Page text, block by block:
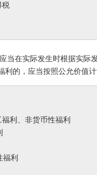
在实际发生时根据实际
利的，应当按照公允价值
、非货币性福利
利